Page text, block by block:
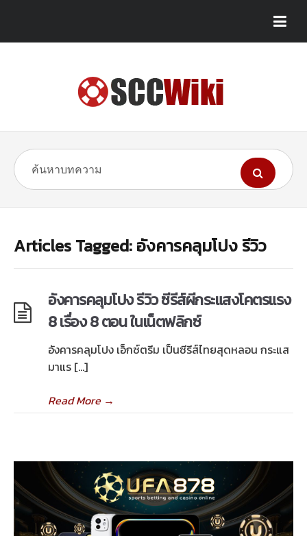
Articles Tagged: อังคารคลุมโปง รีวิว
อังคารคลุมโปง รีวิว ซีรีส์ผีกระแสงโคตรแรง
8 เรื่อง 8 ตอน ในเน็ตฟลิกซ์
อังคารคลุมโปง เอ็กซ์ตรีม เป็นซีรีส์ไทยสุดหลอน กระแส
มาแร […]
Read More→